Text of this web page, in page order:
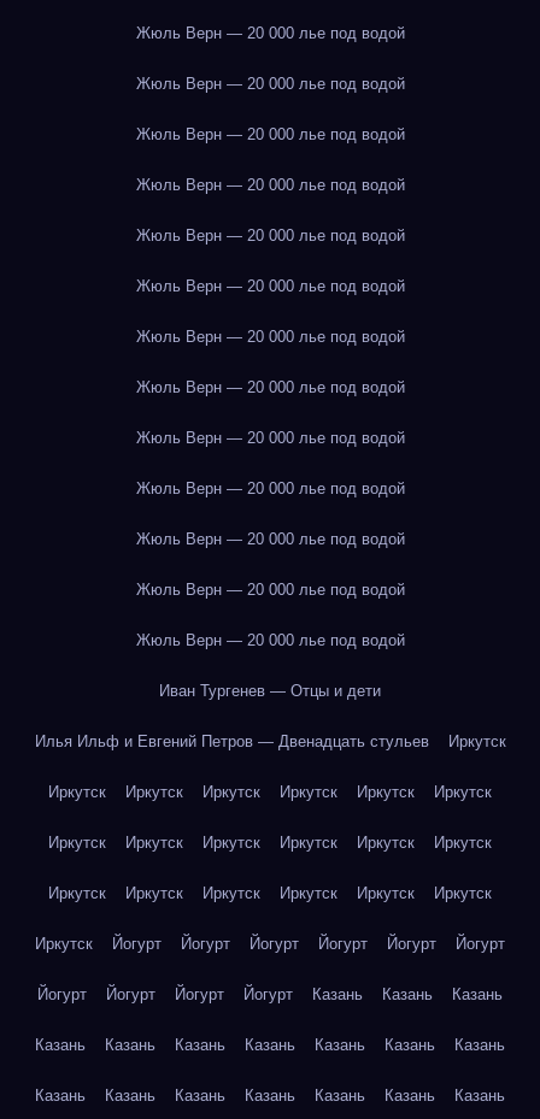
Жюль Верн — 20 000 лье под водой
Жюль Верн — 20 000 лье под водой
Жюль Верн — 20 000 лье под водой
Жюль Верн — 20 000 лье под водой
Жюль Верн — 20 000 лье под водой
Жюль Верн — 20 000 лье под водой
Жюль Верн — 20 000 лье под водой
Жюль Верн — 20 000 лье под водой
Жюль Верн — 20 000 лье под водой
Жюль Верн — 20 000 лье под водой
Жюль Верн — 20 000 лье под водой
Жюль Верн — 20 000 лье под водой
Жюль Верн — 20 000 лье под водой
Иван Тургенев — Отцы и дети
Илья Ильф и Евгений Петров — Двенадцать стульев Иркутск
Иркутск Иркутск Иркутск Иркутск Иркутск Иркутск
Иркутск Иркутск Иркутск Иркутск Иркутск Иркутск
Иркутск Иркутск Иркутск Иркутск Иркутск Иркутск
Иркутск Йогурт Йогурт Йогурт Йогурт Йогурт Йогурт
Йогурт Йогурт Йогурт Йогурт Казань Казань Казань
Казань Казань Казань Казань Казань Казань Казань
Казань Казань Казань Казань Казань Казань Казань